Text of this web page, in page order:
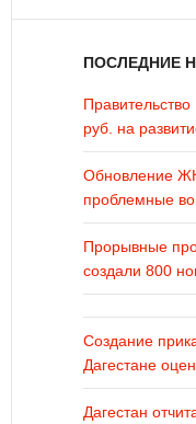
ПОСЛЕДНИЕ
руб. на
Обновление
проблемные
Прорывные
создали 800
Создание
Дагестане
Дагестан